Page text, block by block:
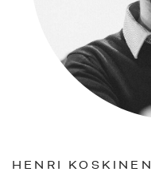
HENRI KOSKINEN